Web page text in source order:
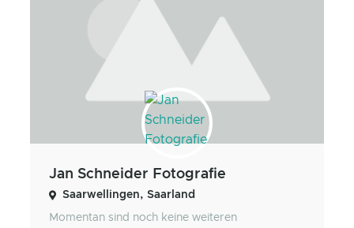
Jan Schneider Fotografie
Saarwellingen, Saarland
Momentan sind noch keine weiteren